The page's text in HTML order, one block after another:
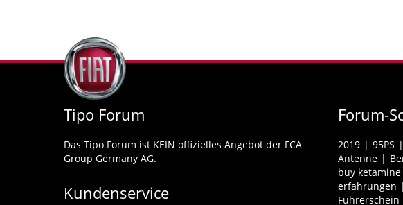
Tipo Forum
Das Tipo Forum ist KEIN offizielles Angebot der FCA
Group Germany AG.
Kundenservice
Forum-
2019 95PS
Antenne
buy
erfahrungen
Führerschein